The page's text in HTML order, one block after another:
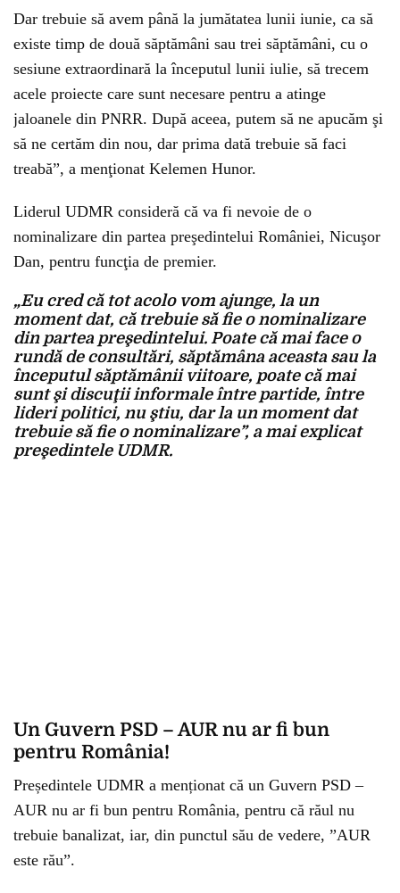
Dar trebuie să avem până la jumătatea lunii iunie, ca să
existe timp de două săptămâni sau trei săptămâni, cu o
sesiune extraordinară la începutul lunii iulie, să trecem
acele proiecte care sunt necesare pentru a atinge
jaloanele din PNRR. După aceea, putem să ne apucăm şi
să ne certăm din nou, dar prima dată trebuie să faci
treabă”, a menţionat Kelemen Hunor.
Liderul UDMR consideră că va fi nevoie de o
nominalizare din partea preşedintelui României, Nicuşor
Dan, pentru funcţia de premier.
„Eu cred că tot acolo vom ajunge, la un
moment dat, că trebuie să fie o nominalizare
din partea preşedintelui. Poate că mai face o
rundă de consultări, săptămâna aceasta sau la
începutul săptămânii viitoare, poate că mai
sunt şi discuţii informale între partide, între
lideri politici, nu ştiu, dar la un moment dat
trebuie să fie o nominalizare”, a mai explicat
preşedintele UDMR.
Un Guvern PSD – AUR nu ar fi bun
pentru România!
Președintele UDMR a menționat că un Guvern PSD –
AUR nu ar fi bun pentru România, pentru că răul nu
trebuie banalizat, iar, din punctul său de vedere, ”AUR
este rău”.